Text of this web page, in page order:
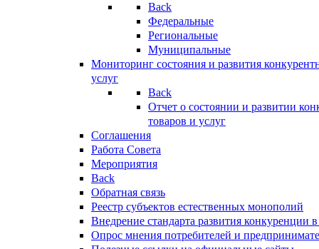
Back
Федеральные
Региональные
Муниципальные
Мониторинг состояния и развития
услуг
Back
Отчет о состоянии и развитии
товаров и услуг
Соглашения
Работа Совета
Мероприятия
Back
Обратная связь
Реестр субъектов естественных монополий
Внедрение стандарта развития конкуренции
Опрос мнения потребителей и